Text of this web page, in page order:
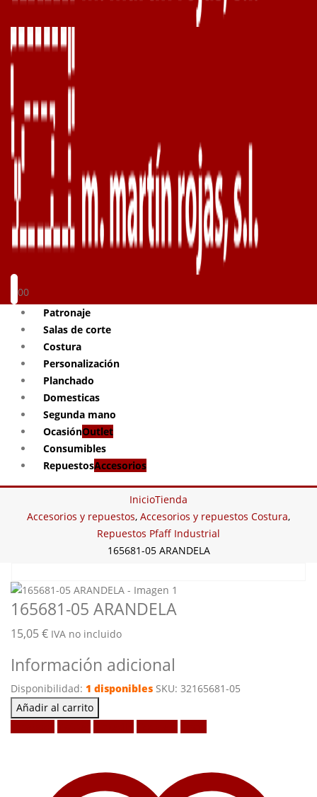
00
Patronaje
Salas de corte
Costura
Personalización
Planchado
Domesticas
Segunda mano
OcasiónOutlet
Consumibles
RepuestosAccesorios
InicioTienda
Accesorios y repuestos, Accesorios y repuestos Costura,
Repuestos Pfaff Industrial
165681-05 ARANDELA
165681-05 ARANDELA
15,05€ IVA no incluido
Información adicional
Disponibilidad: 1 disponibles SKU: 32165681-05
Añadir al carrito